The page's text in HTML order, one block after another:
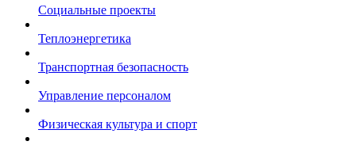
Социальные проекты
Теплоэнергетика
Транспортная безопасность
Управление персоналом
Физическая культура и спорт